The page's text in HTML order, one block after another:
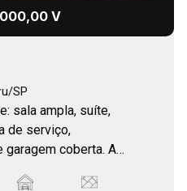
V
SP
sala ampla, suíte,
de serviço,
garagem coberta. A